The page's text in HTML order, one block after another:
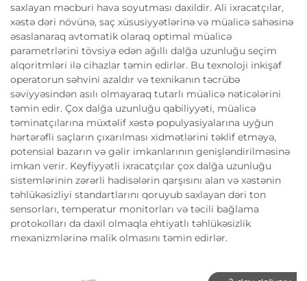
saxlayan məcburi hava soyutması daxildir. Ali ixracatçılar,
xəstə dəri növünə, saç xüsusiyyətlərinə və müalicə sahəsinə
əsaslanaraq avtomatik olaraq optimal müalicə
parametrlərini tövsiyə edən ağıllı dalğa uzunluğu seçim
alqoritmləri ilə cihazlar təmin edirlər. Bu texnoloji inkişaf
operatorun səhvini azaldır və texnikanın təcrübə
səviyyəsindən asılı olmayaraq tutarlı müalicə nəticələrini
təmin edir. Çox dalğa uzunluğu qabiliyyəti, müalicə
təminatçılarına müxtəlif xəstə populyasiyalarına uyğun
hərtərəfli saçların çıxarılması xidmətlərini təklif etməyə,
potensial bazarın və gəlir imkanlarının genişləndirilməsinə
imkan verir. Keyfiyyətli ixracatçılar çox dalğa uzunluğu
sistemlərinin zərərli hadisələrin qarşısını alan və xəstənin
təhlükəsizliyi standartlarını qoruyub saxlayan dəri ton
sensorları, temperatur monitorları və təcili bağlama
protokolları da daxil olmaqla ehtiyatlı təhlükəsizlik
mexanizmlərinə malik olmasını təmin edirlər.